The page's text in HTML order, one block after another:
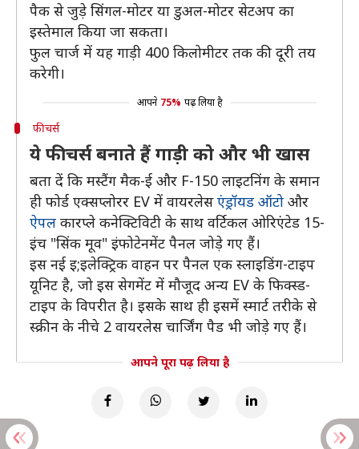
पैक से जुड़े सिंगल-मोटर या डुअल-मोटर सेटअप का
इस्तेमाल किया जा सकता।
फुल चार्ज में यह गाड़ी 400 किलोमीटर तक की दूरी तय
करेगी।
आपने 75% पढ़ लिया है
फीचर्स
ये फीचर्स बनाते हैं गाड़ी को और भी खास
बता दें कि मस्टैंग मैक-ई और F-150 लाइटनिंग के समान
ही फोर्ड एक्सप्लोरर EV में वायरलेसएंड्रॉयड ऑटो और
ऐपल कारप्ले कनेक्टिविटी के साथ वर्टिकल ओरिएंटेड 15-
इंच "सिंक मूव" इंफोटेनमेंट पैनल जोड़े गए हैं।
इस नई इ;इलेक्ट्रिक वाहन पर पैनल एक स्लाइडिंग-टाइप
यूनिट है, जो इस सेगमेंट में मौजूद अन्य EV के फिक्स्ड-
टाइप के विपरीत है। इसके साथ ही इसमें स्मार्ट तरीके से
स्क्रीन के नीचे 2 वायरलेस चार्जिंग पैड भी जोड़े गए हैं।
आपने पूरा पढ़ लिया है